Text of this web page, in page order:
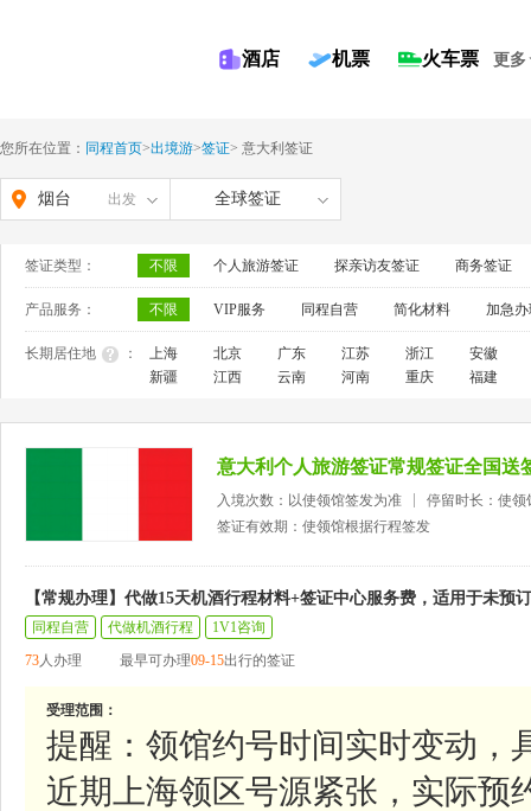
酒店 机票 火车票 更多
您所在位置： 同程首页>出境游>签证> 意大利签证
烟台 出发 全球签证
签证类型： 不限 个人旅游签证 探亲访友签证 商务签证
产品服务： 不限 VIP服务 同程自营 简化材料 加急
长期居住地 ： 上海 北京 广东 江苏 浙江
安徽
新疆
江西 云南 河南 重庆 福建
意大利个人旅游签证常规签证全国送
入境次数：以使领馆签发为准
停留时长：使领
签证有效期：使领馆根据行程签发
【常规办理】代做15天机酒行程材料+签证中心服务费，适用于未预
同程自营 代做机酒行程
1V1咨询
73人办理 最早可办理09-15出行的签证
受理范围：
提醒：领馆约号时间实时变动，
近期上海领区号源紧张，实际预